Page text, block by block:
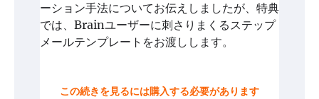
ーション手法についてお伝えしましたが、特典
では、Brainユーザーに刺さりまくるステップ
メールテンプレートをお渡しします。
この続きを見るには購入する必要があります